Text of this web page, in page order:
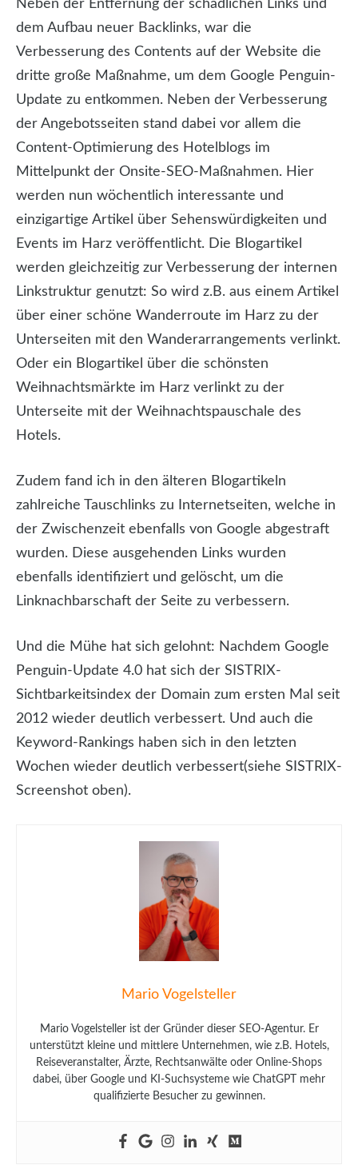
Neben der Entfernung der schädlichen Links und
dem Aufbau neuer Backlinks, war die
Verbesserung des Contents auf der Website die
dritte große Maßnahme, um dem Google Penguin-
Update zu entkommen. Neben der Verbesserung
der Angebotsseiten stand dabei vor allem die
Content-Optimierung des Hotelblogs im
Mittelpunkt der Onsite-SEO-Maßnahmen. Hier
werden nun wöchentlich interessante und
einzigartige Artikel über Sehenswürdigkeiten und
Events im Harz veröffentlicht. Die Blogartikel
werden gleichzeitig zur Verbesserung der internen
Linkstruktur genutzt: So wird z.B. aus einem Artikel
über einer schöne Wanderroute im Harz zu der
Unterseiten mit den Wanderarrangements verlinkt.
Oder ein Blogartikel über die schönsten
Weihnachtsmärkte im Harz verlinkt zu der
Unterseite mit der Weihnachtspauschale des
Hotels.
Zudem fand ich in den älteren Blogartikeln
zahlreiche Tauschlinks zu Internetseiten, welche in
der Zwischenzeit ebenfalls von Google abgestraft
wurden. Diese ausgehenden Links wurden
ebenfalls identifiziert und gelöscht, um die
Linknachbarschaft der Seite zu verbessern.
Und die Mühe hat sich gelohnt: Nachdem Google
Penguin-Update 4.0 hat sich der SISTRIX-
Sichtbarkeitsindex der Domain zum ersten Mal seit
2012 wieder deutlich verbessert. Und auch die
Keyword-Rankings haben sich in den letzten
Wochen wieder deutlich verbessert(siehe SISTRIX-
Screenshot oben).
Mario Vogelsteller
Mario Vogelsteller ist der Gründer dieser SEO-Agentur. Er
unterstützt kleine und mittlere Unternehmen, wie z.B. Hotels,
Reiseveranstalter, Ärzte, Rechtsanwälte oder Online-Shops
dabei, über Google und KI-Suchsysteme wie ChatGPT mehr
qualifizierte Besucher zu gewinnen.